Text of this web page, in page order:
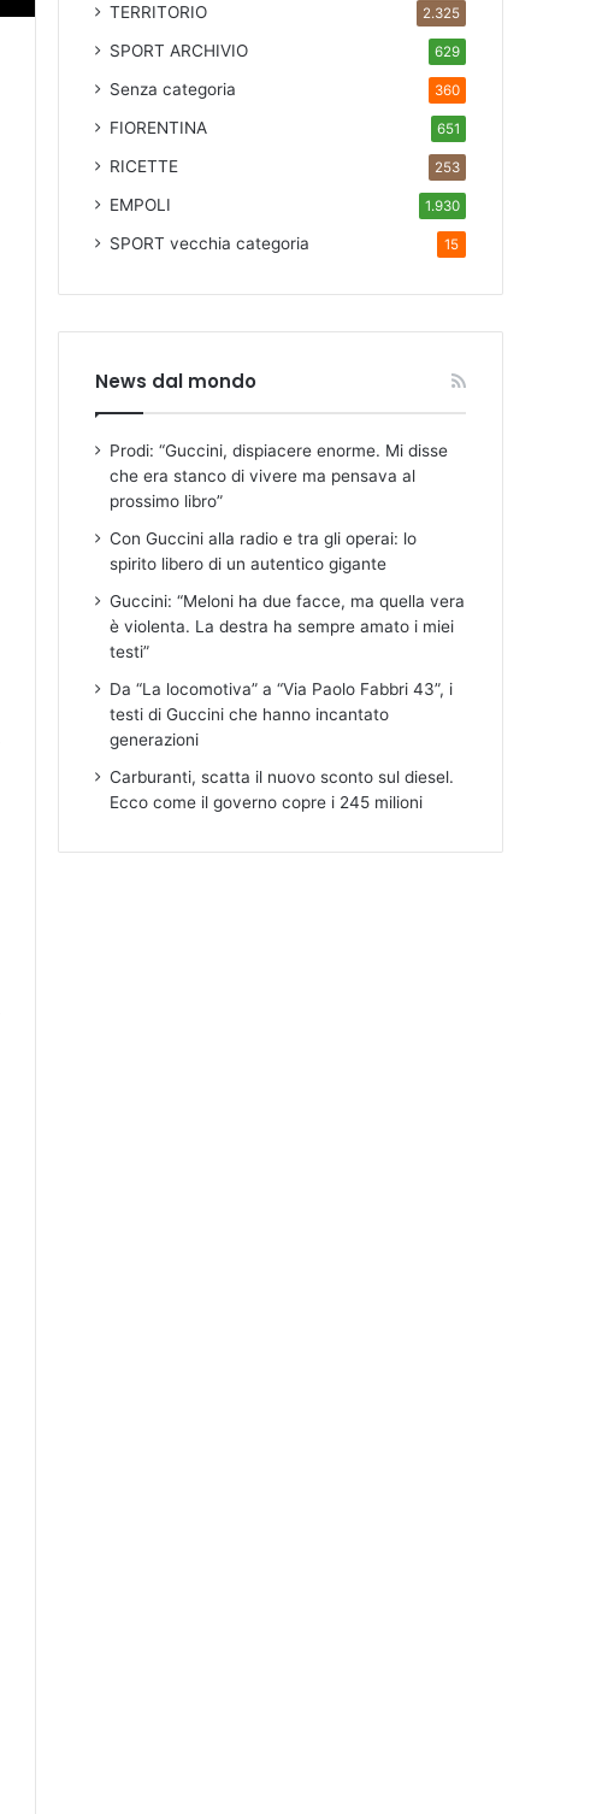
TERRITORIO 2.325
SPORT ARCHIVIO 629
Senza categoria 360
FIORENTINA 651
RICETTE 253
EMPOLI 1.930
SPORTvecchia categoria 15
News dal mondo
Prodi: “Guccini, dispiacere enorme. Mi disse
che era stanco di vivere ma pensava al
prossimo libro”
Con Guccini alla radio e tra gli operai: lo
spirito libero di un autentico gigante
Guccini: “Meloni ha due facce, ma quella vera
è violenta. La destra ha sempre amato i miei
testi”
Da “La locomotiva” a “Via Paolo Fabbri 43”, i
testi di Guccini che hanno incantato
generazioni
Carburanti, scatta il nuovo sconto sul diesel.
Ecco come il governo copre i 245 milioni